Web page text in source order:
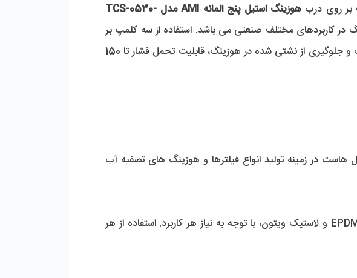
هوزینگ استیل پنج المانه AMI مدل TCS-0530-
، استحکامی دو چندان به آن بخشیده است؛ که دلیلی بر استفاده گسترده از این هوزینگ در کاربردهای مختلف صنعتی می باشد. استفاده از سه کلمپ بر
1- امکان استفاده از آب بندهایی از جنس های مختلف: شامل لاستیک سیلیکونی، لاستیک EPDM و لاستیک ویتون، با توجه به نیاز هر کاربرد. استفاده از هر